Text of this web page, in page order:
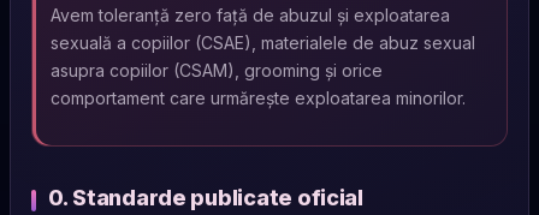
Avem toleranță zero față de abuzul și exploatarea
sexuală a copiilor (CSAE), materialele de abuz sexual
asupra copiilor (CSAM), grooming și orice
comportament care urmărește exploatarea minorilor.
0. Standarde publicate oficial